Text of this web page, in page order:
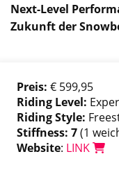
Next-Level
Zukunft der
Preis: € 599,95
Riding Level:
Riding Style:
Stiffness: 7(1
Website: LINK